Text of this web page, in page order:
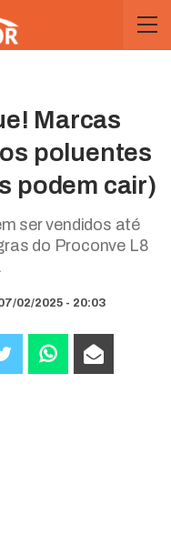
Marcas
poluentes
podem cair)
ser vendidos até
do Proconve L8
02/2025 - 20:03